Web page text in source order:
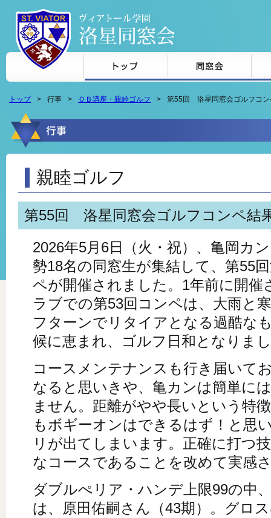
本文へジャンプ
トップ 行事 ＯＢ講座・親睦ゴルフ 第55回 洛星同窓会ゴルフコン
親睦ゴルフ
第55回 洛星同窓会ゴルフコンペ結
2026年5月6日（火・祝）、亀岡カ
勢18名の同窓生が集結して、第55
ペが開催されました。1年前に開催
ラブでの第53回コンペは、大雨と
フターンでリタイアとなる過酷な
候に恵まれ、ゴルフ日和となりま
コースメンテナンスも行き届いて
なると思いきや、亀カンは簡単に
ません。距離がやや長いという特
もボギーオンはできるはず！と思
リが出てしまいます。正確に打つ
なコースであることを改めて実感
ダブルぺリア・ハンデ上限99の中
は、原田佑嗣さん（43期）。グロ